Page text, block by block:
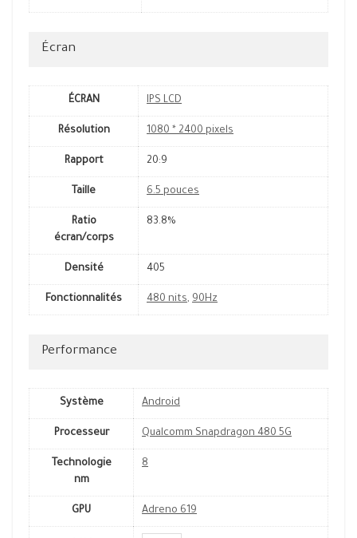
Écran
ÉCRAN IPS LCD
Résolution 1080 * 2400 pixels
Rapport 20:9
Taille 6.5 pouces
Ratio
écran/corps
83.8%
Densité 405
Fonctionnalités 480 nits, 90Hz
Performance
Système Android
Processeur Qualcomm Snapdragon 480 5G
Technologie
nm
8
GPU Adreno 619